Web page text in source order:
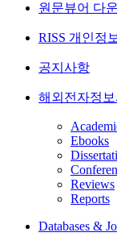
원문뷰어 다
RISS 개인정
공지사항
해외전자정
Ebooks
Reviews
Reports
Databases &